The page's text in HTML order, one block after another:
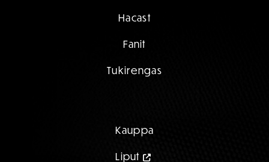
Hacast
Fanit
Tukirengas
Kauppa
Liput